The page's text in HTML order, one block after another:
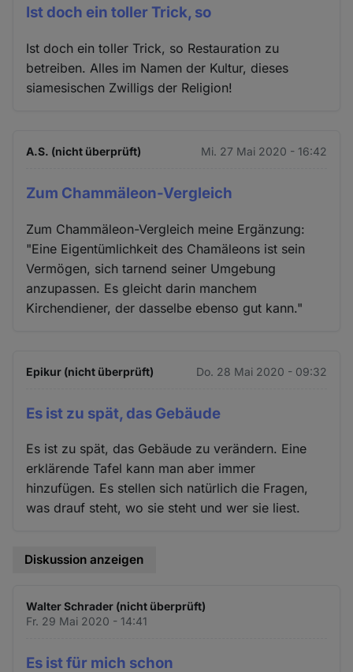
Ist doch ein toller Trick, so
Ist doch ein toller Trick, so Restauration zu
betreiben. Alles im Namen der Kultur, dieses
siamesischen Zwilligs der Religion!
A.S. (nicht überprüft) Mi. 27 Mai 2020 - 16:42
Zum Chammäleon-Vergleich
Zum Chammäleon-Vergleich meine Ergänzung:
"Eine Eigentümlichkeit des Chamäleons ist sein
Vermögen, sich tarnend seiner Umgebung
anzupassen. Es gleicht darin manchem
Kirchendiener, der dasselbe ebenso gut kann."
Epikur (nicht überprüft) Do. 28 Mai 2020 - 09:32
Es ist zu spät, das Gebäude
Es ist zu spät, das Gebäude zu verändern. Eine
erklärende Tafel kann man aber immer
hinzufügen. Es stellen sich natürlich die Fragen,
was drauf steht, wo sie steht und wer sie liest.
Diskussion anzeigen
Walter Schrader (nicht überprüft)
Fr. 29 Mai 2020 - 14:41
Es ist für mich schon